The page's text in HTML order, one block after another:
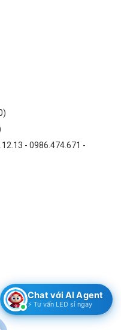
hiệu suất cao.
có ren vặn hoặc bu
bụi bẩn.
cảnh. Khuôn viên
trí sân vườn biệt
với trụ đèn sân vườn
- 0986.474.671 -
Chat với AI Agent
⚡ Tư vấn LED sỉ ngay